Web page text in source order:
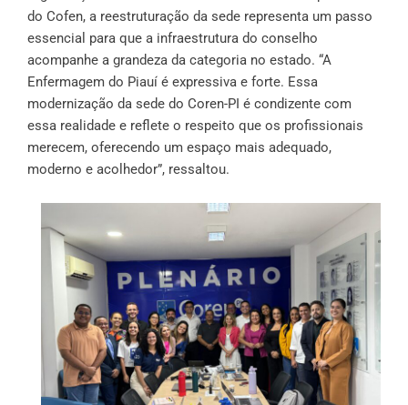
do Cofen, a reestruturação da sede representa um passo
essencial para que a infraestrutura do conselho
acompanhe a grandeza da categoria no estado. “A
Enfermagem do Piauí é expressiva e forte. Essa
modernização da sede do Coren-PI é condizente com
essa realidade e reflete o respeito que os profissionais
merecem, oferecendo um espaço mais adequado,
moderno e acolhedor”, ressaltou.